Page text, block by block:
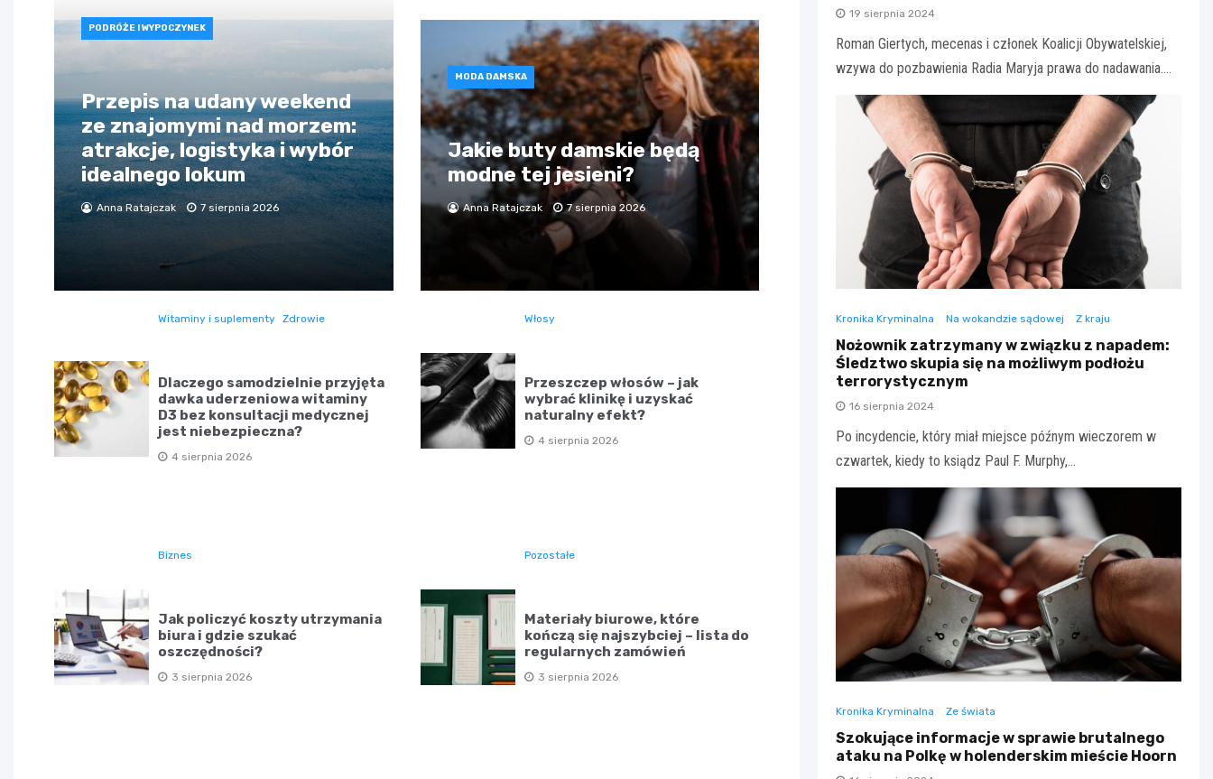
PODRÓŻE I WYPOCZYNEK
Przepis na udany weekend
ze znajomymi nad morzem:
atrakcje, logistyka i wybór
idealnego lokum
Anna Ratajczak 7 sierpnia 2026
MODA DAMSKA
Jakie buty damskie będą
modne tej jesieni?
Anna Ratajczak 7 sierpnia 2026
Witaminy i suplementy Zdrowie
Dlaczego samodzielnie przyjęta
dawka uderzeniowa witaminy
D3 bez konsultacji medycznej
jest niebezpieczna?
4 sierpnia 2026
Włosy
Przeszczep włosów – jak
wybrać klinikę i uzyskać
naturalny efekt?
4 sierpnia 2026
Biznes
Jak policzyć koszty utrzymania
biura i gdzie szukać
oszczędności?
3 sierpnia 2026
Pozostałe
Materiały biurowe, które
kończą się najszybciej – lista do
regularnych zamówień
3 sierpnia 2026
19 sierpnia 2024
Roman Giertych, mecenas i członek Koalicji Obywatelskiej,
wzywa do pozbawienia Radia Maryja prawa do nadawania.…
Kronika Kryminalna Na wokandzie sądowej Z kraju
Nożownik zatrzymany w związku z napadem:
Śledztwo skupia się na możliwym podłożu
terrorystycznym
16 sierpnia 2024
Po incydencie, który miał miejsce późnym wieczorem w
czwartek, kiedy to ksiądz Paul F. Murphy,…
Kronika Kryminalna Ze świata
Szokujące informacje w sprawie brutalnego
ataku na Polkę w holenderskim mieście Hoorn